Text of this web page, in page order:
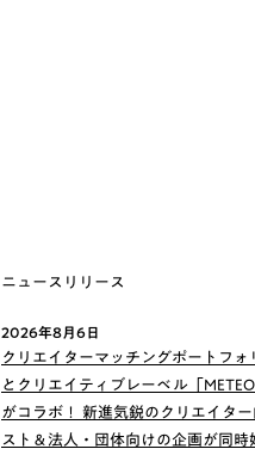
ニュースリリース
2026年8月6日
クリエイターマッチングポートフォ
とクリエイティブレーベル「
がコラボ！ 新進気鋭のクリエイタ
スト＆法人・団体向けの企画が同時